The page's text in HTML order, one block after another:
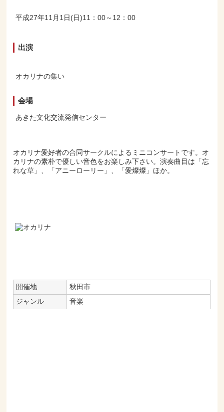
平成27年11月1日(日)11：00～12：00
出演
オカリナの集い
会場
あきた文化交流発信センター
オカリナ愛好者の合同サークルによるミニコンサートです。オ
カリナの素朴で優しい音色をお楽しみ下さい。演奏曲目は「忘
れな草」、「アニーローリー」、「愛燦燦」ほか。
開催地
秋田市
ジャンル
音楽